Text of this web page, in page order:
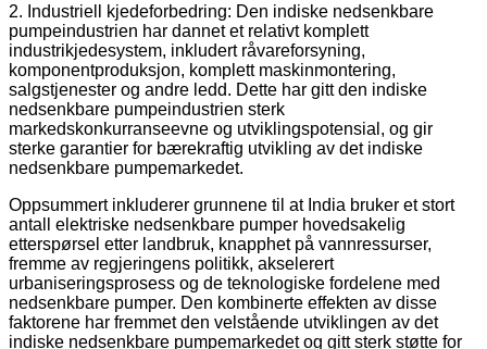
2. Industriell kjedeforbedring: Den indiske nedsenkbare
pumpeindustrien har dannet et relativt komplett
industrikjedesystem, inkludert råvareforsyning,
komponentproduksjon, komplett maskinmontering,
salgstjenester og andre ledd. Dette har gitt den indiske
nedsenkbare pumpeindustrien sterk
markedskonkurranseevne og utviklingspotensial, og gir
sterke garantier for bærekraftig utvikling av det indiske
nedsenkbare pumpemarkedet.
Oppsummert inkluderer grunnene til at India bruker et stort
antall elektriske nedsenkbare pumper hovedsakelig
etterspørsel etter landbruk, knapphet på vannressurser,
fremme av regjeringens politikk, akselerert
urbaniseringsprosess og de teknologiske fordelene med
nedsenkbare pumper. Den kombinerte effekten av disse
faktorene har fremmet den velstående utviklingen av det
indiske nedsenkbare pumpemarkedet og gitt sterk støtte for